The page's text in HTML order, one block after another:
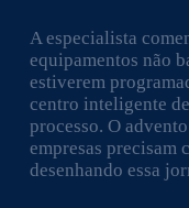
A especialista
equipamentos não
estiverem
centro inteligente
processo. O
empresas precisam
desenhando essa